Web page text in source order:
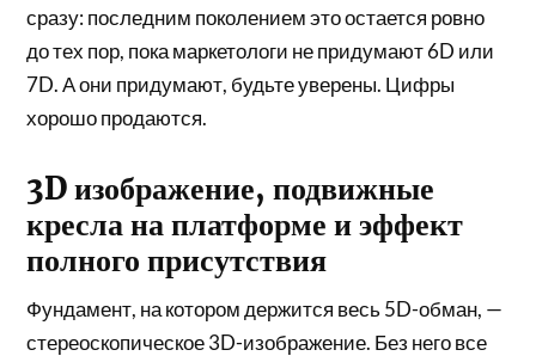
сразу: последним поколением это остается ровно
до тех пор, пока маркетологи не придумают 6D или
7D. А они придумают, будьте уверены. Цифры
хорошо продаются.
3D изображение, подвижные
кресла на платформе и эффект
полного присутствия
Фундамент, на котором держится весь 5D-обман, —
стереоскопическое 3D-изображение. Без него все